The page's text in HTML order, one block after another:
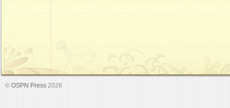
© OSPN Press 2026